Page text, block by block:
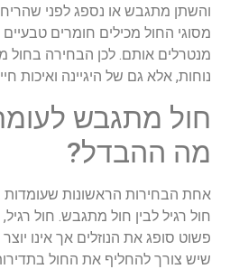
והשתן מתגבש או נספג לפני שהריח
מסוגי החול מכילים חומרים טבעיים
מנטרלים אותם. לכן הבחירה בחול
נוחות, אלא גם של היגיינה ואיכות
חול מתגבש
מה ההבדל?
אחת הבחירות הראשונות שעומדות
חול רגיל לבין חול מתגבש חול רגיל,
פשוט סופג את הנוזלים אך אינו יוצר
שיש צורך להחליף את החול